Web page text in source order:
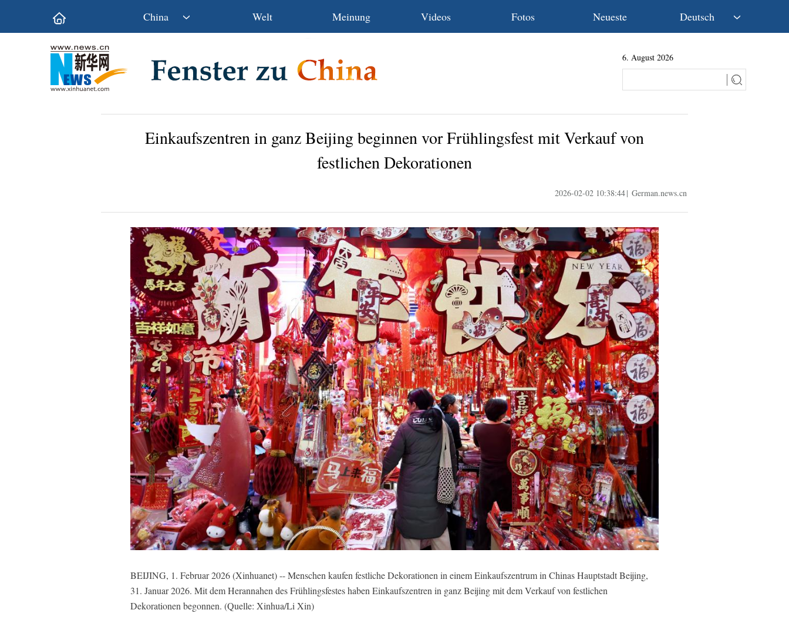
China
Wirtschaft
Kultur&Reise
Welt Meinung Videos Fotos Neueste Deutsch
Français
6. August 2026
Einkaufszentren in ganz Beijing beginnen vor Frühlingsfest mit Verkauf von
festlichen Dekorationen
2026-02-02 10:38:44| German.news.cn
BEIJING, 1. Februar 2026 (Xinhuanet) -- Menschen kaufen festliche Dekorationen in einem Einkaufszentrum in Chinas Hauptstadt Beijing,
31. Januar 2026. Mit dem Herannahen des Frühlingsfestes haben Einkaufszentren in ganz Beijing mit dem Verkauf von festlichen
Dekorationen begonnen. (Quelle: Xinhua/Li Xin)